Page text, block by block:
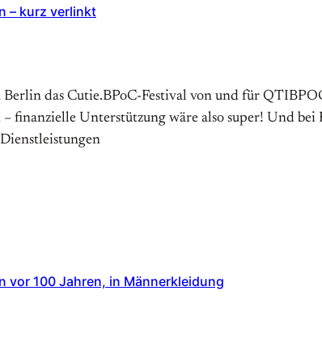
– kurz verlinkt
das Cutie.BPoC-Festival von und für
finanzielle Unterstützung wäre also super! Und
vor 100 Jahren, in Männerkleidung